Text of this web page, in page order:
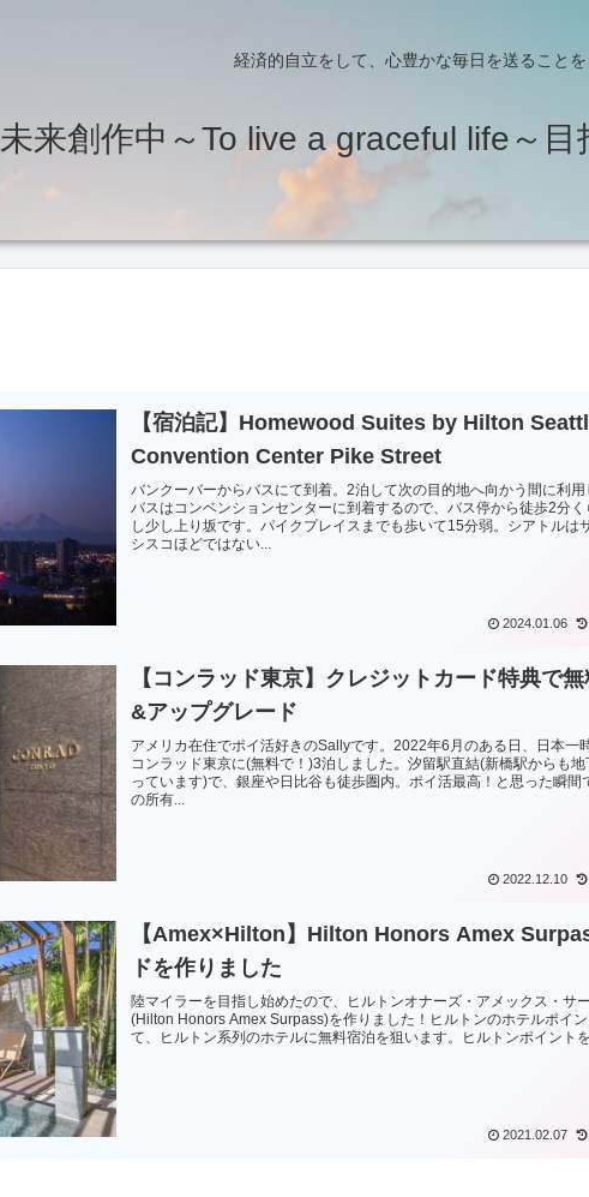
経済的自立をして、心豊かな毎日を送ることを
未来創作中～To live a graceful life～
【宿泊記】Homewood Suites by Hilton
Convention Center Pike Street
バンクーバーからバスにて到着。2泊して次の目的地へ向かう間に利用
バスはコンベンションセンターに到着するので、バス停から徒歩2分
し少し上り坂です。パイクプレイスまでも歩いて15分弱。シアトルは
シスコほどではない...
2024.01.06
【コンラッド東京】クレジットカード特典で
&アップグレード
アメリカ在住でポイ活好きのSallyです。2022年6月のある日、日本一
コンラッド東京に(無料で！)3泊しました。汐留駅直結(新橋駅からも
っています)で、銀座や日比谷も徒歩圏内。ポイ活最高！と思った瞬間
の所有...
2022.12.10
【Amex×Hilton】Hilton Honors Amex
ドを作りました
陸マイラーを目指し始めたので、ヒルトンオナーズ・アメックス・サ
(Hilton Honors Amex Surpass)を作りました！ヒルトンのホテルポイ
て、ヒルトン系列のホテルに無料宿泊を狙います。ヒルトンポイント
2021.02.07